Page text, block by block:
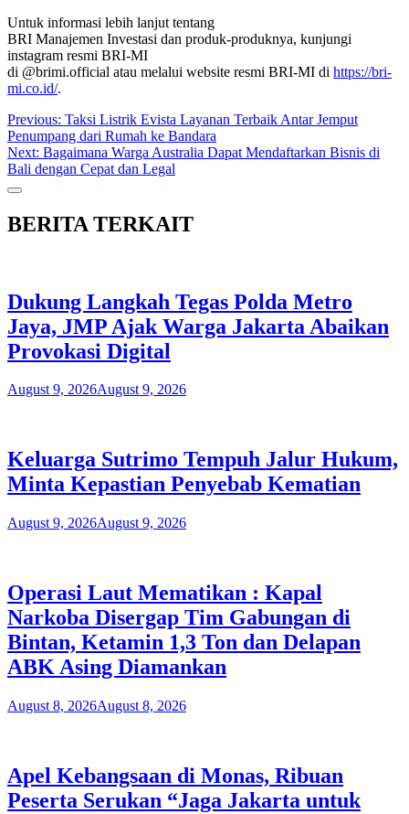
Untuk informasi lebih lanjut tentang
BRI Manajemen Investasi dan produk-produknya, kunjungi
instagram resmi BRI-MI
di @brimi.official atau melalui website resmi BRI-MI di https://bri-
mi.co.id/.
Post
navigation
Previous: Taksi Listrik Evista Layanan Terbaik Antar Jemput
Penumpang dari Rumah ke Bandara
Next: Bagaimana Warga Australia Dapat Mendaftarkan Bisnis di
Bali dengan Cepat dan Legal
BERITA TERKAIT
Dukung Langkah Tegas Polda Metro
Jaya, JMP Ajak Warga Jakarta Abaikan
Provokasi Digital
August 9, 2026August 9, 2026
Keluarga Sutrimo Tempuh Jalur Hukum,
Minta Kepastian Penyebab Kematian
August 9, 2026August 9, 2026
Operasi Laut Mematikan : Kapal
Narkoba Disergap Tim Gabungan di
Bintan, Ketamin 1,3 Ton dan Delapan
ABK Asing Diamankan
August 8, 2026August 8, 2026
Apel Kebangsaan di Monas, Ribuan
Peserta Serukan “Jaga Jakarta untuk